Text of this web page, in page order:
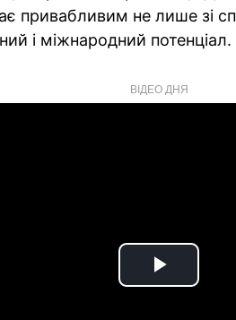
привабливим не лише зі
і міжнародний потенціал.
ВІДЕО ДНЯ
Play